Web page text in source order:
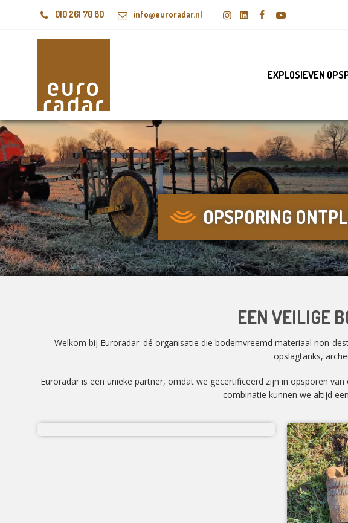
010 261 70 80 info@euroradar.nl
EXPLOSIEVEN
OPSPORING
EEN VEILIGE
Welkom bij Euroradar: dé organisatie die bodemvreemd materiaal non-
opslagtanks,
Euroradar is een unieke partner, omdat we gecertificeerd zijn in opsporen
combinatie kunnen we altijd